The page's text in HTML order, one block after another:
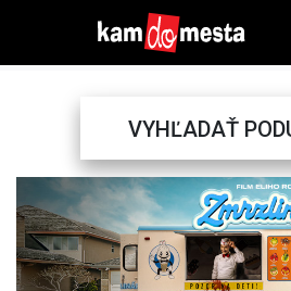
VYHĽADAŤ